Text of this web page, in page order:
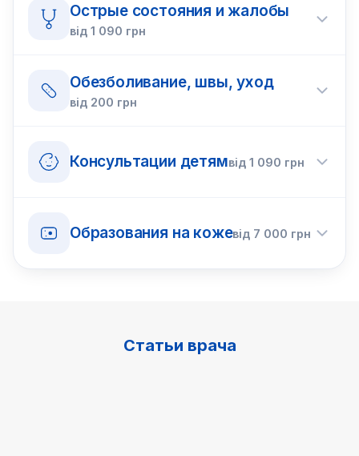
Острые состояния и жалобы
від 1 090 грн
Обезболивание, швы, уход
від 200 грн
Консультации детямвід 1 090 грн
Образования на кожевід 7 000 грн
Статьи врача